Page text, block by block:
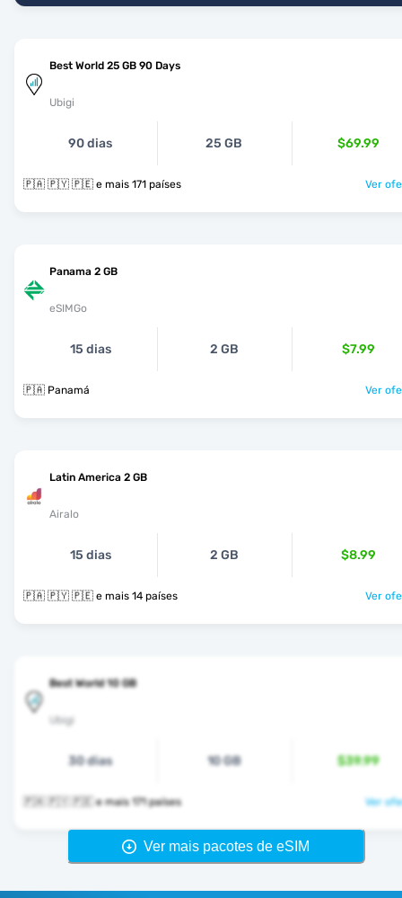
Best World 25 GB 90 Days
Ubigi
90 dias 25 GB $69.99
🇵🇦 🇵🇾 🇵🇪 e mais 171 países Ver
Panama 2 GB
eSIMGo
15 dias 2 GB $7.99
🇵🇦 Panamá Ver
Latin America 2 GB
Airalo
15 dias 2 GB $8.99
🇵🇦 🇵🇾 🇵🇪 e mais 14 países Ver
Best World 10 GB
Ubigi
30 dias 10 GB $39.99
🇵🇦 🇵🇾 🇵🇪 e mais 171 países Ver
Ver mais pacotes de eSIM